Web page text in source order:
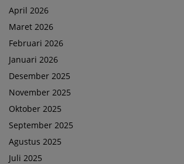
April 2026
Maret 2026
Februari 2026
Januari 2026
Desember 2025
November 2025
Oktober 2025
September 2025
Agustus 2025
Juli 2025